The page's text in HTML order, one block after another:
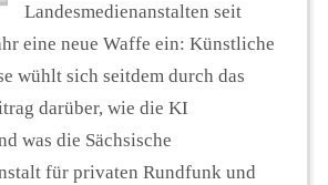
Seminare
Unterstützen
Landesmedienanstalten seit
eine neue Waffe ein: Künstliche
wühlt sich seitdem durch das
darüber, wie die KI
was die Sächsische
für privaten Rundfunk und